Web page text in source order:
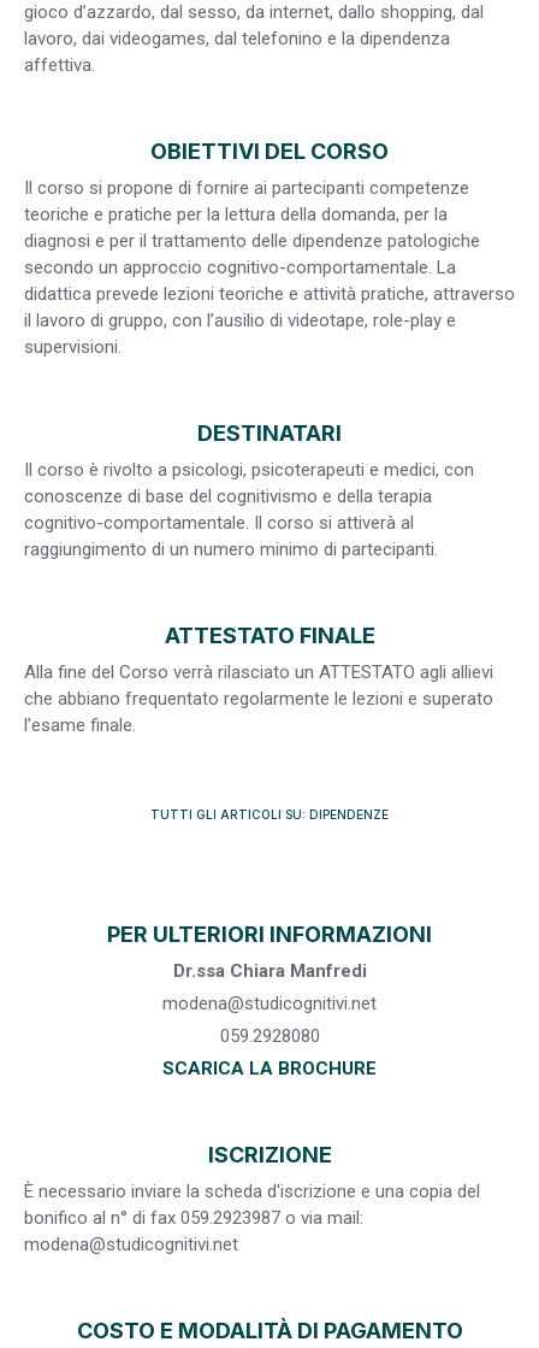
gioco d’azzardo, dal sesso, da internet, dallo shopping, dal
lavoro, dai videogames, dal telefonino e la dipendenza
affettiva.
OBIETTIVI DEL CORSO
Il corso si propone di fornire ai partecipanti competenze
teoriche e pratiche per la lettura della domanda, per la
diagnosi e per il trattamento delle dipendenze patologiche
secondo un approccio cognitivo-comportamentale. La
didattica prevede lezioni teoriche e attività pratiche, attraverso
il lavoro di gruppo, con l’ausilio di videotape, role-play e
supervisioni.
DESTINATARI
Il corso è rivolto a psicologi, psicoterapeuti e medici, con
conoscenze di base del cognitivismo e della terapia
cognitivo-comportamentale. Il corso si attiverà al
raggiungimento di un numero minimo di partecipanti.
ATTESTATO FINALE
Alla fine del Corso verrà rilasciato un ATTESTATO agli allievi
che abbiano frequentato regolarmente le lezioni e superato
l’esame finale.
TUTTI GLI ARTICOLI SU: DIPENDENZE
PER ULTERIORI INFORMAZIONI
Dr.ssa Chiara Manfredi
modena@studicognitivi.net
059.2928080
SCARICA LA BROCHURE
ISCRIZIONE
È necessario inviare la scheda d'iscrizione e una copia del
bonifico al n° di fax 059.2923987 o via mail:
modena@studicognitivi.net
COSTO E MODALITÀ DI PAGAMENTO